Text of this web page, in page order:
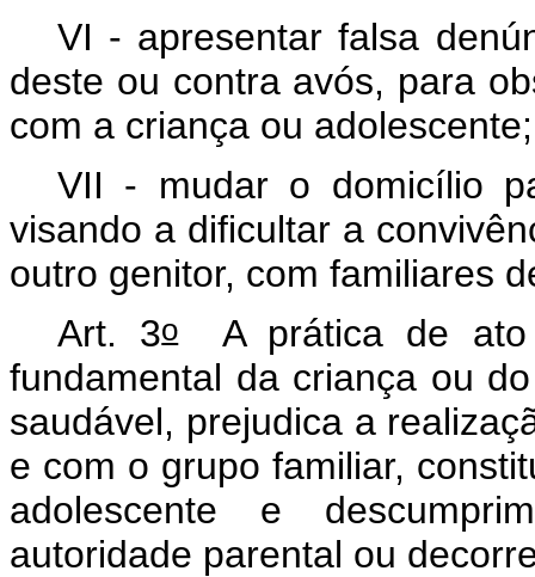
VI - apresentar falsa
deste ou contra avós, para
com a criança ou
VII - mudar o domicílio
visando a dificultar a
outro genitor, com familiares
Art. 3oA prática de ato
fundamental da criança ou
saudável, prejudica a
e com o grupo familiar,
adolescente e
autoridade parental ou